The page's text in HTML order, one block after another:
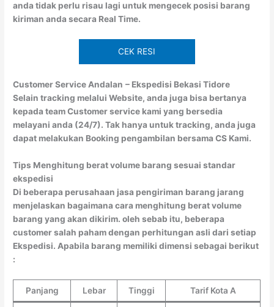
anda tidak perlu risau lagi untuk mengecek posisi barang
kiriman anda secara Real Time.
CEK RESI
Customer Service Andalan – Ekspedisi Bekasi Tidore
Selain tracking melalui Website, anda juga bisa bertanya
kepada team Customer service kami yang bersedia
melayani anda (24/7). Tak hanya untuk tracking, anda juga
dapat melakukan Booking pengambilan bersama CS Kami.
Tips Menghitung berat volume barang sesuai standar
ekspedisi
Di beberapa perusahaan jasa pengiriman barang jarang
menjelaskan bagaimana cara menghitung berat volume
barang yang akan dikirim. oleh sebab itu, beberapa
customer salah paham dengan perhitungan asli dari setiap
Ekspedisi. Apabila barang memiliki dimensi sebagai berikut
:
Panjang Lebar Tinggi Tarif Kota A